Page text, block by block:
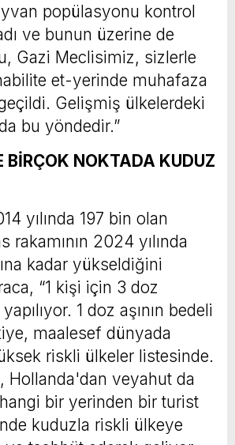
popülasyonu kontrol
ve bunun üzerine de
Gazi Meclisimiz, sizlerle
et-yerinde muhafaza
Gelişmiş ülkelerdeki
bu yöndedir.”
BİRÇOK NOKTADA KUDUZ
yılında 197 bin olan
rakamının 2024 yılında
kadar yükseldiğini
“1 kişi için 3 doz
1 doz aşının bedeli
maalesef dünyada
riskli ülkeler listesinde.
Hollanda'dan veyahut da
bir yerinden bir turist
kuduzla riskli ülkeye